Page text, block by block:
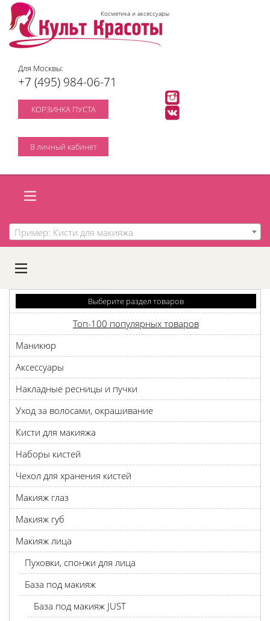
Косметика и аксессуары
Для Москвы:
+7 (495) 984-06-71
КОРЗИНКА ПУСТА
В личный кабинет
Пример: Кисти для макияжа
A
C
D
Выберите раздел товаров
Топ-100 популярных товаров
Маникюр
Аксессуары
Накладные ресницы и пучки
Уход за волосами, окрашивание
Кисти для макияжа
Наборы кистей
Чехол для хранения кистей
Макияж глаз
Макияж губ
Макияж лица
Пуховки, спонжи для лица
База под макияж
База под макияж JUST